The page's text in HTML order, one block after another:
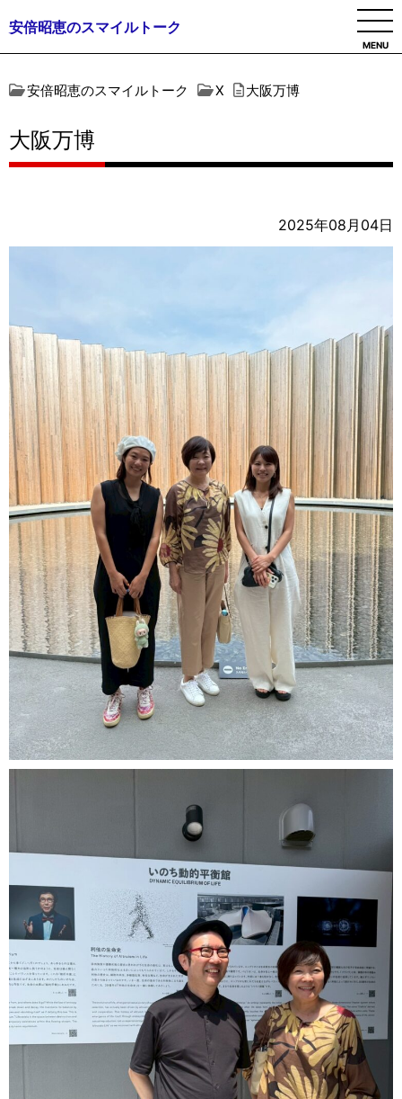
安倍昭恵のスマイルトーク
MENU
安倍昭恵のスマイルトーク X 大阪万博
大阪万博
2025年08月04日